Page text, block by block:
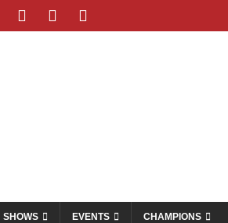
SHOWS EVENTS CHAMPIONS